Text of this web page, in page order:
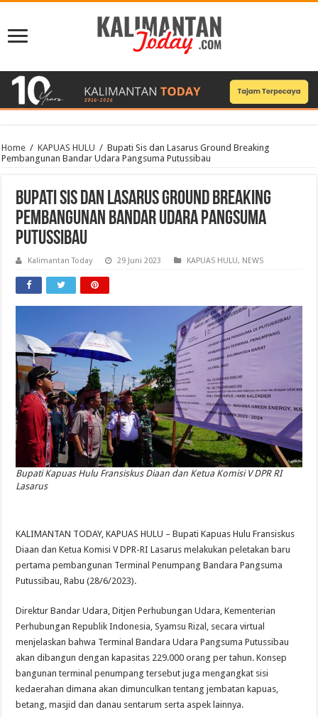
Home / KAPUAS HULU / Bupati Sis dan Lasarus Ground Breaking
Pembangunan Bandar Udara Pangsuma Putussibau
Bupati Sis dan Lasarus Ground Breaking
Pembangunan Bandar Udara Pangsuma
Putussibau
Kalimantan Today 29 Juni 2023 KAPUAS HULU, NEWS
Bupati Kapuas Hulu Fransiskus Diaan dan Ketua Komisi V DPR RI
Lasarus
KALIMANTAN TODAY, KAPUAS HULU – Bupati Kapuas Hulu Fransiskus
Diaan dan Ketua Komisi V DPR-RI Lasarus melakukan peletakan baru
pertama pembangunan Terminal Penumpang Bandara Pangsuma
Putussibau, Rabu (28/6/2023).
Direktur Bandar Udara, Ditjen Perhubungan Udara, Kementerian
Perhubungan Republik Indonesia, Syamsu Rizal, secara virtual
menjelaskan bahwa Terminal Bandara Udara Pangsuma Putussibau
akan dibangun dengan kapasitas 229.000 orang per tahun. Konsep
bangunan terminal penumpang tersebut juga mengangkat sisi
kedaerahan dimana akan dimunculkan tentang jembatan kapuas,
betang, masjid dan danau sentarum serta aspek lainnya.